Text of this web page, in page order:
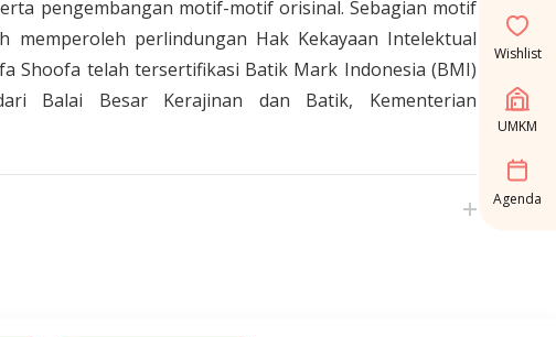
Wishlist
UMKM
Agenda
pengembangan motif-motif orisinal. Sebagian motif
memperoleh perlindungan Hak Kekayaan Intelektual
Shoofa telah tersertifikasi Batik Mark Indonesia (BMI)
Balai Besar Kerajinan dan Batik, Kementerian